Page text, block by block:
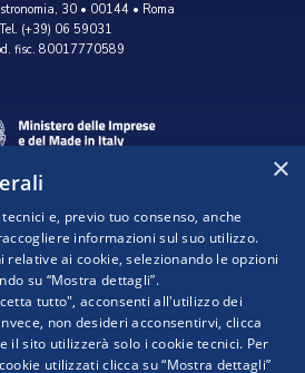
30 • 00144 • Roma
Tel. (+39) 06 59031
fisc. 80017770589
realizzato da:
×
e, previo tuo consenso, anche
informazioni sul suo utilizzo.
relative ai cookie, selezionando le opzioni
su “Mostra dettagli”.
tutto", acconsenti all'utilizzo dei
non desideri acconsentirvi, clicca
il sito utilizzerà solo i cookie tecnici. Per
utilizzati clicca su “Mostra dettagli”